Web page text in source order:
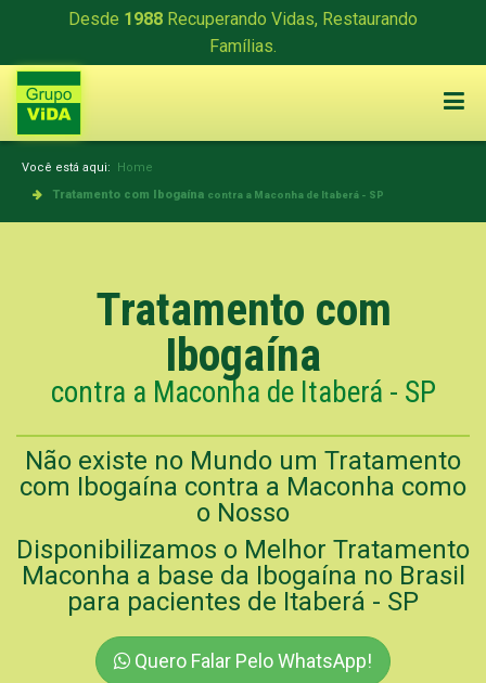
Desde 1988 Recuperando Vidas, Restaurando
Famílias.
Você está aqui: Home
Tratamento com Ibogaína contra a Maconha de Itaberá - SP
Tratamento com
Ibogaína
contra a Maconha de Itaberá - SP
Não existe no Mundo um Tratamento
com Ibogaína contra a Maconha como
o Nosso
Disponibilizamos o Melhor Tratamento
Maconha a base da Ibogaína no Brasil
para pacientes de Itaberá - SP
Quero Falar Pelo WhatsApp!